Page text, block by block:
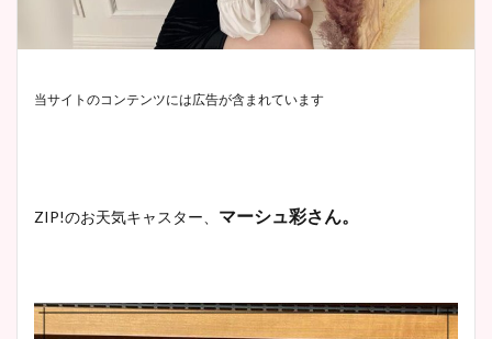
当サイトのコンテンツには広告が含まれています
ZIP!のお天気キャスター、 マーシュ彩さん。